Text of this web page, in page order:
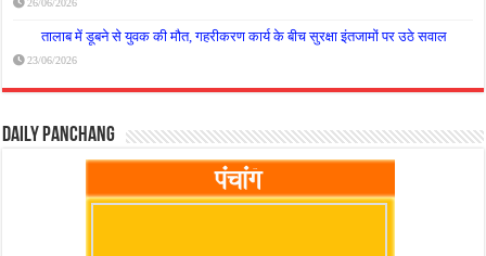
26/06/2026
तालाब में डूबने से युवक की मौत, गहरीकरण कार्य के बीच सुरक्षा इंतजामों पर उठे सवाल
23/06/2026
Daily Panchang